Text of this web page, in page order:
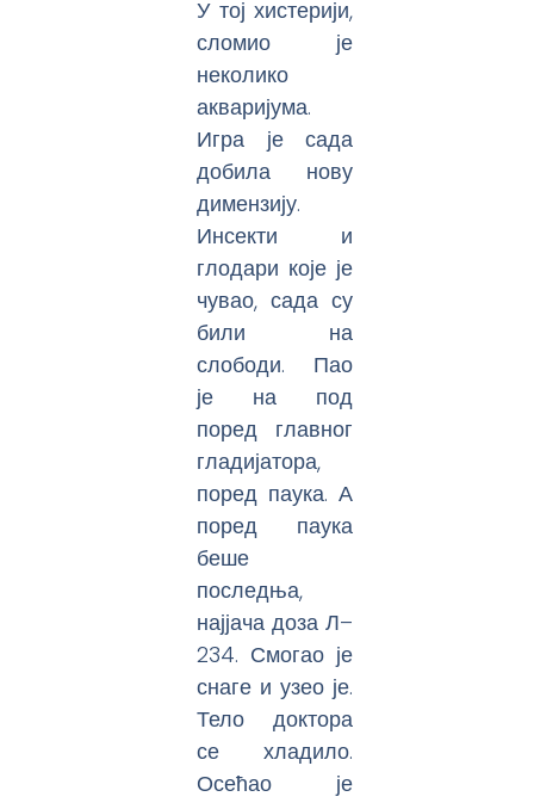
У тој хистерији,
сломио је
неколико
акваријума.
Игра је сада
добила нову
димензију.
Инсекти и
глодари које је
чувао, сада су
били на
слободи. Пао
је на под
поред главног
гладијатора,
поред паука. А
поред паука
беше
последња,
најјача доза Л–
234. Смогао је
снаге и узео је.
Тело доктора
се хладило.
Осећао је